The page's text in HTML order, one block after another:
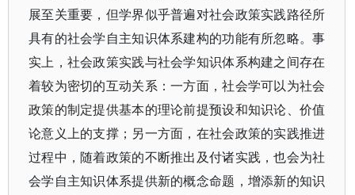
展至关重要，但学界似乎普遍对社会政策实践路径所
具有的社会学自主知识体系建构的功能有所忽略。事
实上，社会政策实践与社会学知识体系构建之间存在
着较为密切的互动关系：一方面，社会学可以为社会
政策的制定提供基本的理论前提预设和知识论、价值
论意义上的支撑；另一方面，在社会政策的实践推进
过程中，随着政策的不断推出及付诸实践，也会为社
会学自主知识体系提供新的概念命题，增添新的知识